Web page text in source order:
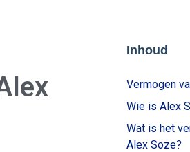
Inhoud
Vermogen
Wie is Alex
Wat is het
Alex Soze?